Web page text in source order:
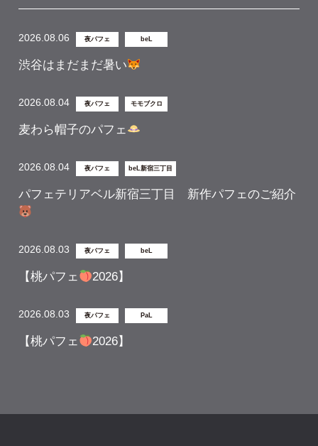
2026.08.06 夜パフェ beL
渋谷はまだまだ暑い
2026.08.04 夜パフェ モモブクロ
麦わら帽子のパフェ
2026.08.04 夜パフェ beL新宿三丁目
パフェテリアベル新宿三丁目 新作パフェのご紹介
2026.08.03 夜パフェ beL
【桃パフェ 2026】
2026.08.03 夜パフェ PaL
【桃パフェ 2026】